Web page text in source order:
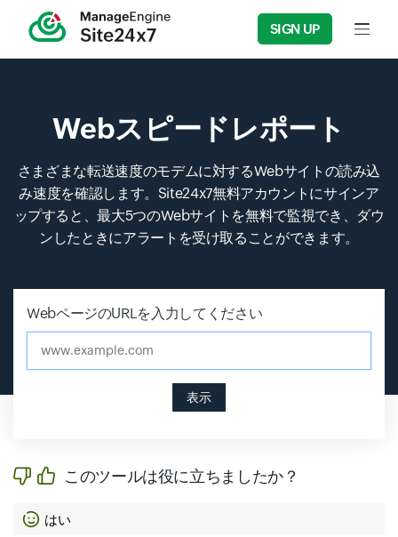
SIGN UP Input
Webスピードレポート
さまざまな転送速度のモデムに対するWebサイトの読み込
み速度を確認します。Site24x7無料アカウントにサインア
ップすると、最大5つのWebサイトを無料で監視でき、ダウ
ンしたときにアラートを受け取ることができます。
WebページのURLを入力してください
表示
このツールは役に立ちましたか？
はい